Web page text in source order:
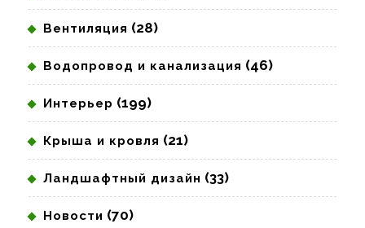
Вентиляция (28)
Водопровод и канализация (46)
Интерьер (199)
Крыша и кровля (21)
Ландшафтный дизайн (33)
Новости (70)